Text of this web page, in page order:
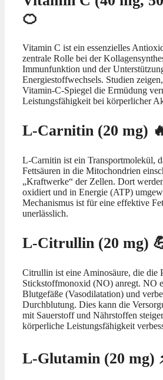
🍊
Vitamin C ist ein essenzielles
zentrale Rolle bei der
Immunfunktion und der
Energiestoffwechsels. Studien
Vitamin-C-Spiegel die Ermüdung
Leistungsfähigkeit bei körperlicher
L-Carnitin (20 mg)
L-Carnitin ist ein Transportmolekül,
Fettsäuren in die Mitochondrien
„Kraftwerke“ der Zellen. Dort
oxidiert und in Energie (ATP)
Mechanismus ist für eine effektive
unerlässlich.
L-Citrullin (20 mg)
Citrullin ist eine Aminosäure, die die
Stickstoffmonoxid (NO) anregt. NO
Blutgefäße (Vasodilatation) und
Durchblutung. Dies kann die
mit Sauerstoff und Nährstoffen
körperliche Leistungsfähigkeit
L-Glutamin (20 mg)